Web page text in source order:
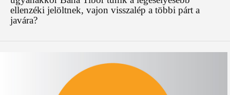
ellenzéki jelöltnek, vajon visszalép a többi párt a
javára?